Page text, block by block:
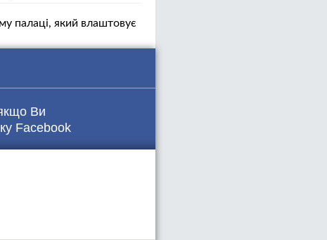
Ви
Facebook
палаці, який влаштовує
і принц Вільям,
В ЯКІЙ
одягла свою улюблену
тіара, колись